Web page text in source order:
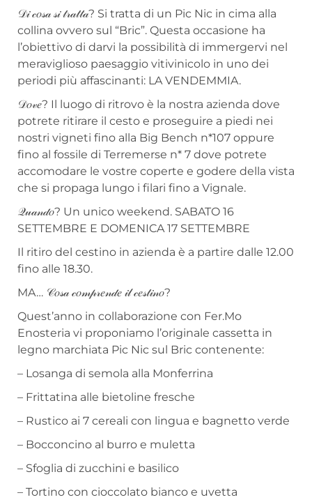
𝒟𝒾 𝒸𝑜𝓈𝒶 𝓈𝒾 𝓉𝓇𝒶𝓉𝓉𝒶? Si tratta di un Pic Nic in cima alla
collina ovvero sul “Bric”. Questa occasione ha
l’obiettivo di darvi la possibilità di immergervi nel
meraviglioso paesaggio vitivinicolo in uno dei
periodi più affascinanti: LA VENDEMMIA.
𝒟𝑜𝓋𝑒? Il luogo di ritrovo è la nostra azienda dove
potrete ritirare il cesto e proseguire a piedi nei
nostri vigneti fino alla Big Bench n*107 oppure
fino al fossile di Terremerse n* 7 dove potrete
accomodare le vostre coperte e godere della vista
che si propaga lungo i filari fino a Vignale.
𝒬𝓊𝒶𝓃𝒹𝑜? Un unico weekend. SABATO 16
SETTEMBRE E DOMENICA 17 SETTEMBRE
Il ritiro del cestino in azienda è a partire dalle 12.00
fino alle 18.30.
MA… 𝒞𝑜𝓈𝒶 𝒸𝑜𝓂𝓅𝓇𝑒𝓃𝒹𝑒 𝒾𝓁 𝒸𝑒𝓈𝓉𝒾𝓃𝑜?
Quest’anno in collaborazione con Fer.Mo
Enosteria vi proponiamo l’originale cassetta in
legno marchiata Pic Nic sul Bric contenente:
– Losanga di semola alla Monferrina
– Frittatina alle bietoline fresche
– Rustico ai 7 cereali con lingua e bagnetto verde
– Bocconcino al burro e muletta
– Sfoglia di zucchini e basilico
– Tortino con cioccolato bianco e uvetta